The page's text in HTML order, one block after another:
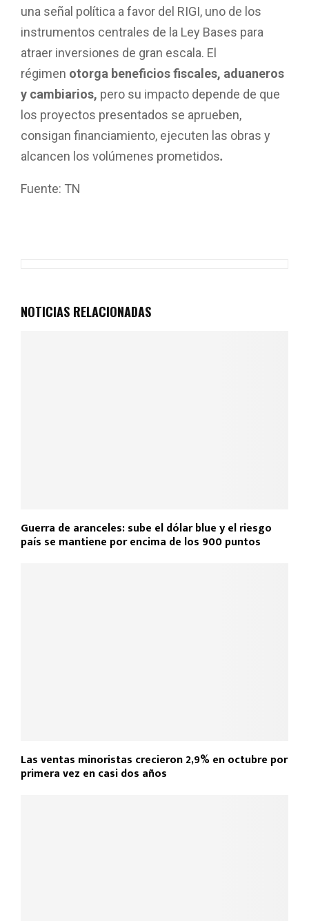
una señal política a favor del RIGI, uno de los
instrumentos centrales de la Ley Bases para
atraer inversiones de gran escala. El
régimen otorga beneficios fiscales, aduaneros
y cambiarios, pero su impacto depende de que
los proyectos presentados se aprueben,
consigan financiamiento, ejecuten las obras y
alcancen los volúmenes prometidos.
Fuente: TN
NOTICIAS RELACIONADAS
Guerra de aranceles: sube el dólar blue y el riesgo
país se mantiene por encima de los 900 puntos
Las ventas minoristas crecieron 2,9% en octubre por
primera vez en casi dos años